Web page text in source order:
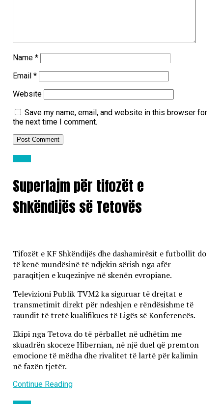
Name *
Email *
Website
Save my name, email, and website in this browser for
the next time I comment.
Superlajm për tifozët e
Shkëndijës së Tetovës
Tifozët e KF Shkëndijës dhe dashamirësit e futbollit do
të kenë mundësinë të ndjekin sërish nga afër
paraqitjen e kuqezinjve në skenën evropiane.
Televizioni Publik TVM2 ka siguruar të drejtat e
transmetimit direkt për ndeshjen e rëndësishme të
raundit të tretë kualifikues të Ligës së Konferencës.
Ekipi nga Tetova do të përballet në udhëtim me
skuadrën skoceze Hibernian, në një duel që premton
emocione të mëdha dhe rivalitet të lartë për kalimin
në fazën tjetër.
Continue Reading